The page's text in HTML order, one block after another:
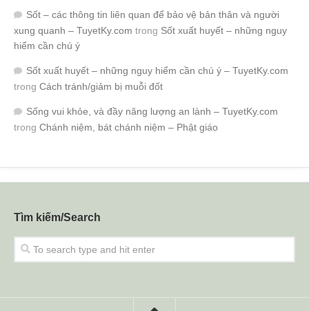
Sốt – các thông tin liên quan để bảo vệ bản thân và người
xung quanh – TuyetKy.com trong Sốt xuất huyết – những nguy
hiểm cần chú ý
Sốt xuất huyết – những nguy hiểm cần chú ý – TuyetKy.com
trong Cách tránh/giảm bị muỗi đốt
Sống vui khỏe, và đầy năng lượng an lành – TuyetKy.com
trong Chánh niệm, bát chánh niệm – Phật giáo
Tìm kiếm/Search